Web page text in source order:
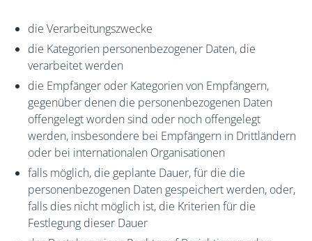
die Verarbeitungszwecke
die Kategorien personenbezogener Daten, die
verarbeitet werden
die Empfänger oder Kategorien von Empfängern,
gegenüber denen die personenbezogenen Daten
offengelegt worden sind oder noch offengelegt
werden, insbesondere bei Empfängern in Drittländern
oder bei internationalen Organisationen
falls möglich, die geplante Dauer, für die die
personenbezogenen Daten gespeichert werden, oder,
falls dies nicht möglich ist, die Kriterien für die
Festlegung dieser Dauer